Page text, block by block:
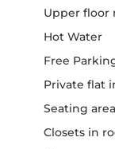
Upper floor
Hot Water
Free
Private flat
Seating
Closets in